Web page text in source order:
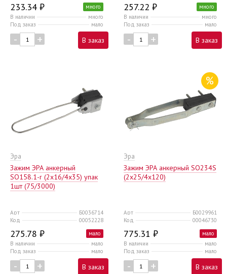
233.34 ₽
много
В наличии
много
Под заказ
мало
- + В заказ
257.22 ₽
много
В наличии
много
Под заказ
мало
- + В заказ
Эра
Зажим ЭРА анкерный
SO158.1-r (2x16/4x35) упак
1шт (75/3000)
Арт
Б0036714
Код
00052228
275.78 ₽
мало
В наличии
мало
Под заказ
мало
- + В заказ
%
Эра
Зажим ЭРА анкерный SO234S
(2х25/4х120)
Арт
Б0029961
Код
00046730
775.31 ₽
мало
В наличии
мало
Под заказ
мало
- + В заказ